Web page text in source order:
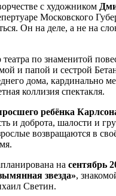
с художником
Московского
Он на деле, а не на
театра по знаменитой
и папой и сестрой
дома, кардинально
коллизия спектакля.
ребёнка
и доброта, шалости и
возвращаются в
на сентябрь
звезда»,
Светин.